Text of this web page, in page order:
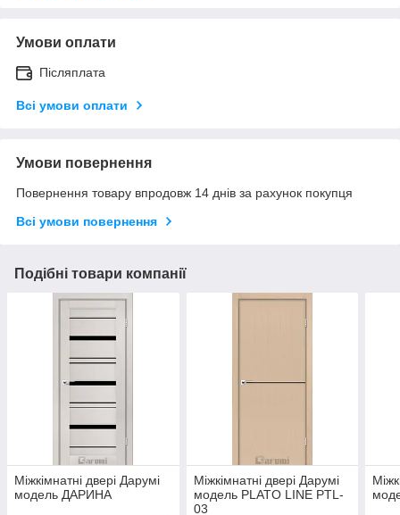
Умови оплати
Післяплата
Всі умови оплати
Умови повернення
Повернення товару впродовж 14 днів за рахунок покупця
Всі умови повернення
Подібні товари компанії
Міжкімнатні двері Дарумі
модель ДАРИНА
Міжкімнатні двері Дарумі
модель PLATO LINE PTL-
03